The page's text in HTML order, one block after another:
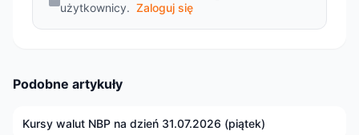
użytkownicy. Zaloguj się
Podobne artykuły
Kursy walut NBP na dzień 31.07.2026 (piątek)